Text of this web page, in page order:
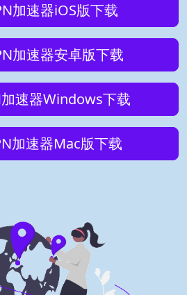
加速器iOS版下载
加速器安卓版下载
速器Windows下载
加速器Mac版下载